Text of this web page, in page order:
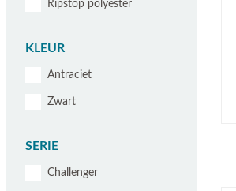
Ripstop polyester
KLEUR
Antraciet
Zwart
SERIE
Challenger